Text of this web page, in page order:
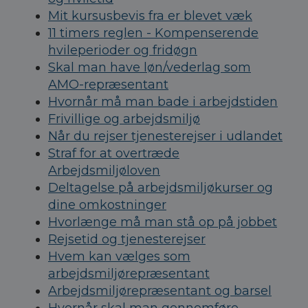
Mit kursusbevis fra er blevet væk
11 timers reglen - Kompenserende
hvileperioder og fridøgn
Skal man have løn/vederlag som
AMO-repræsentant
Hvornår må man bade i arbejdstiden
Frivillige og arbejdsmiljø
Når du rejser tjenesterejser i udlandet
Straf for at overtræde
Arbejdsmiljøloven
Deltagelse på arbejdsmiljøkurser og
dine omkostninger
Hvorlænge må man stå op på jobbet
Rejsetid og tjenesterejser
Hvem kan vælges som
arbejdsmiljørepræsentant
Arbejdsmiljørepræsentant og barsel